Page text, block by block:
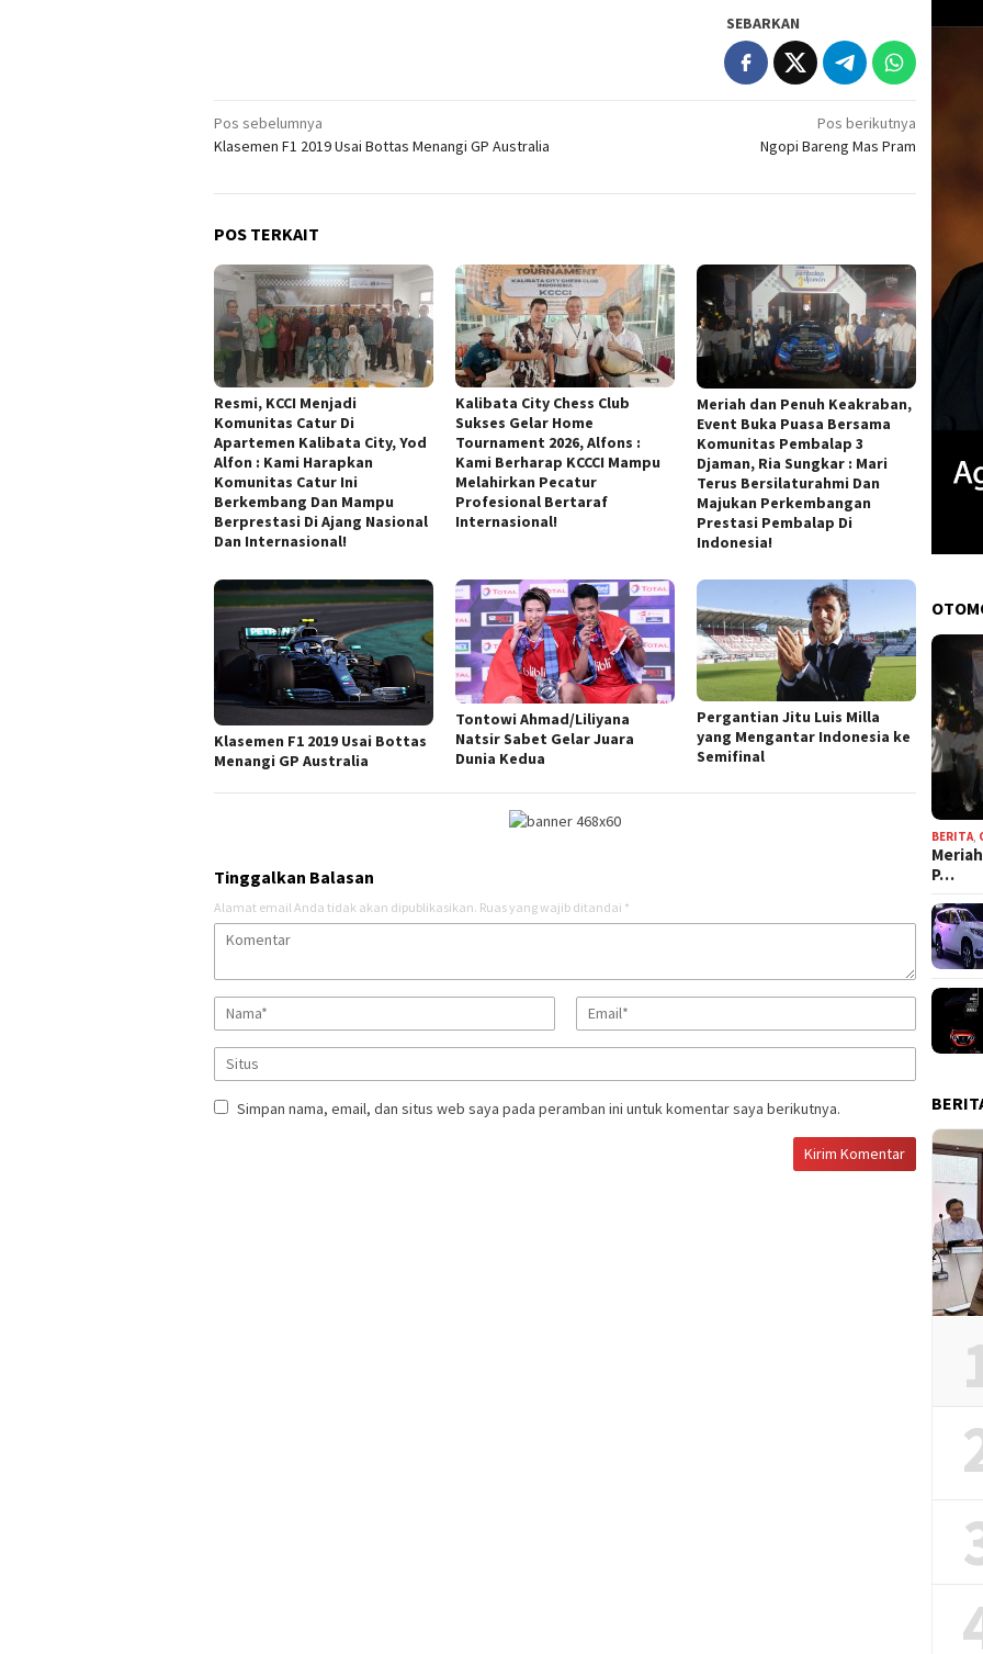
SEBARKAN
Navigasi
pos
Pos sebelumnya
Klasemen F1 2019 Usai Bottas Menangi GP Australia
Pos berikutnya
Ngopi Bareng Mas Pram
POS TERKAIT
Resmi, KCCI Menjadi
Komunitas Catur Di
Apartemen Kalibata City, Yod
Alfon : Kami Harapkan
Komunitas Catur Ini
Berkembang Dan Mampu
Berprestasi Di Ajang Nasional
Dan Internasional!
Kalibata City Chess Club
Sukses Gelar Home
Tournament 2026, Alfons :
Kami Berharap KCCCI Mampu
Melahirkan Pecatur
Profesional Bertaraf
Internasional!
Meriah dan Penuh Keakraban,
Event Buka Puasa Bersama
Komunitas Pembalap 3
Djaman, Ria Sungkar : Mari
Terus Bersilaturahmi Dan
Majukan Perkembangan
Prestasi Pembalap Di
Indonesia!
Klasemen F1 2019 Usai Bottas
Menangi GP Australia
Tontowi Ahmad/Liliyana
Natsir Sabet Gelar Juara
Dunia Kedua
Pergantian Jitu Luis Milla
yang Mengantar Indonesia ke
Semifinal
Tinggalkan Balasan
Alamat email Anda tidak akan dipublikasikan. Ruas yang wajib ditandai *
Simpan nama, email, dan situs web saya pada peramban ini untuk komentar saya berikutnya.
BERITA,
P…